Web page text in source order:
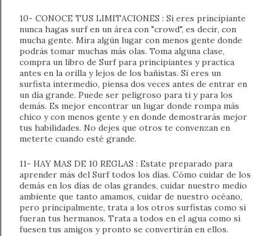
10- CONOCE TUS LIMITACIONES : Si eres principiante
nunca hagas surf en un área con "crowd", es decir, con
mucha gente. Mira algún lugar con menos gente donde
podrás tomar muchas más olas. Toma alguna clase,
compra un libro de Surf para principiantes y practica
antes en la orilla y lejos de los bañistas. Si eres un
surfista intermedio, piensa dos veces antes de entrar en
un día grande. Puede ser peligroso para ti y para los
demás. Es mejor encontrar un lugar donde rompa más
chico y con menos gente y en donde demostrarás mejor
tus habilidades. No dejes que otros te convenzan en
meterte cuando esté grande.
11- HAY MAS DE 10 REGLAS : Estate preparado para
aprender más del Surf todos los días. Cómo cuidar de los
demás en los días de olas grandes, cuidar nuestro medio
ambiente que tanto amamos, cuidar de nuestro océano,
pero principalmente, trata a los otros surfistas como si
fueran tus hermanos. Trata a todos en el agua como si
fuesen tus amigos y pronto se convertirán en ellos.